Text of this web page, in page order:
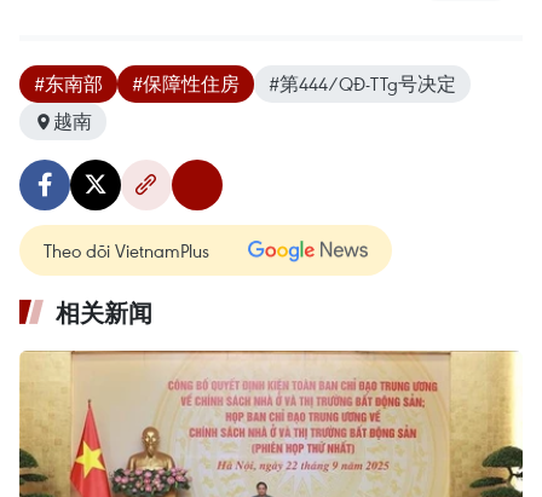
#东南部 #保障性住房
#第444/QĐ-TTg号决定
越南
Theo dõi VietnamPlus
相关新闻